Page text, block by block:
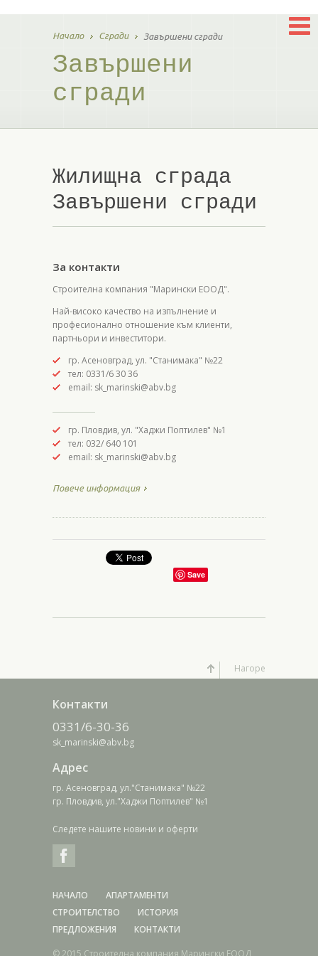
Начало Сгради Завършени сгради
Завършени
сгради
Жилищна сграда
Завършени сгради
За контакти
Строителна компания "Марински ЕООД".
Най-високо качество на изпълнение и
професионално отношение към клиенти,
партньори и инвеститори.
гр. Асеновград, ул. "Станимака" №22
тел: 0331/6 30 36
email: sk_marinski@abv.bg
гр. Пловдив, ул. "Хаджи Поптилев" №1
тел: 032/ 640 101
email: sk_marinski@abv.bg
Повече информация
Save
Контакти
0331/6-30-36
sk_marinski@abv.bg
Адрес
гр. Асеновград, ул."Станимака" №22
гр. Пловдив, ул."Хаджи Поптилев" №1
Следете нашите новини и оферти
Нагоре
НАЧАЛО
АПАРТАМЕНТИ
СТРОИТЕЛСТВО
ИСТОРИЯ
ПРЕДЛОЖЕНИЯ
КОНТАКТИ
© 2015 Строителна компания Марински ЕООД